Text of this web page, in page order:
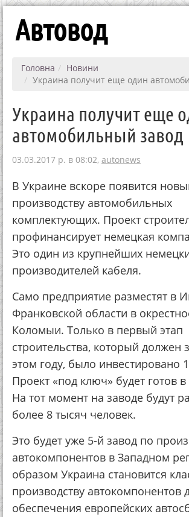
Автовод
Головна
Новини
Украина получит еще один
Украина получит еще
автомобильный завод
03.03.2017 р. в 08:02, autonews
В Украине вскоре появится
производству автомобильных
комплектующих. Проект
профинансирует немецкая
Это один из крупнейших
производителей кабеля.
Само предприятие разместят в
Франковской области в
Коломыи. Только в первый этап
строительства, который должен
этом году, было инвестировано
Проект «под ключ» будет готов в
На тот момент на заводе будут
более 8 тысяч человек.
Это будет уже 5-й завод по
автокомпонентов в Западном
образом Украина становится
производству автокомпонентов
обеспечения европейских